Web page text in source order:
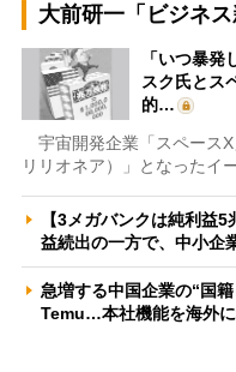
大前研一「ビジネ
「いつ暴
スク氏とス
的…
宇宙開発企業「スペースX
リリオネア）」となったイ
【3メガバンクは純利益
益続出の一方で、中小企
急増する中国企業の“国
Temu…本社機能を海外